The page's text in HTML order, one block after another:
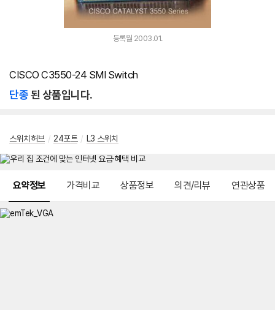
등록월 2003.01.
CISCO C3550-24 SMI Switch
단종된 상품입니다.
스위치허브 / 24포트 / L3 스위치
요약정보 가격비교 상품정보 의견/리뷰 연관상품